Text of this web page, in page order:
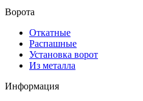
Ворота
Откатные
Распашные
Установка ворот
Из металла
Информация